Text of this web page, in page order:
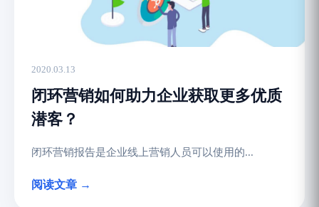
2020.03.13
闭环营销如何助力企业获取更多优质
潜客？
闭环营销报告是企业线上营销人员可以使用的...
阅读文章 →